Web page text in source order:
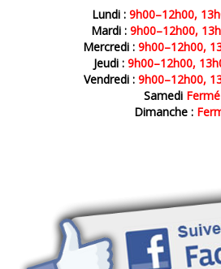
Lundi : 9h00–12h00,
Mardi : 9h00–12h00,
Mercredi : 9h00–12h00,
Jeudi : 9h00–12h00,
Vendredi :9h00–12h00,
Samedi Fermé
Dimanche :